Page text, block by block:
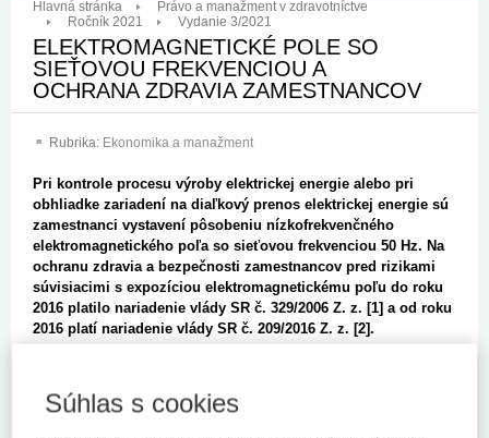
Hlavná stránka
Právo a manažment v zdravotníctve
Ročník 2021
Vydanie 3/2021
ELEKTROMAGNETICKÉ POLE SO
SIEŤOVOU FREKVENCIOU A
OCHRANA ZDRAVIA ZAMESTNANCOV
Rubrika: Ekonomika a manažment
Pri kontrole procesu výroby elektrickej energie alebo pri
obhliadke zariadení na diaľkový prenos elektrickej energie sú
zamestnanci vystavení pôsobeniu nízkofrekvenčného
elektromagnetického poľa so sieťovou frekvenciou 50 Hz. Na
ochranu zdravia a bezpečnosti zamestnancov pred rizikami
súvisiacimi s expozíciou elektromagnetickému poľu do roku
2016 platilo nariadenie vlády SR č. 329/2006 Z. z. [1] a od roku
2016 platí nariadenie vlády SR č. 209/2016 Z. z. [2].
frekvenciou ( Extremely Low Frequency
Súhlas s cookies